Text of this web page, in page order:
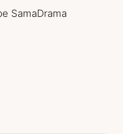
SamaDrama